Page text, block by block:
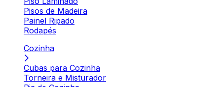
Pisos de Madeira
Painel Ripado
Rodapés
Cozinha
Cubas para Cozinha
Torneira e Misturador